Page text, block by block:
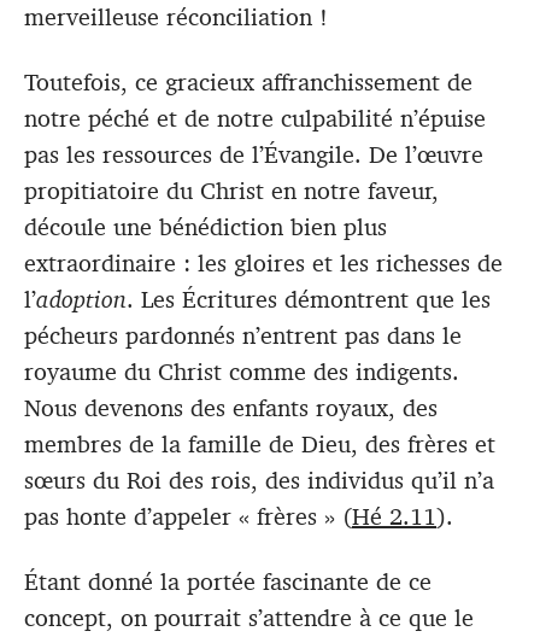
merveilleuse réconciliation !
Toutefois, ce gracieux affranchissement de
notre péché et de notre culpabilité n’épuise
pas les ressources de l’Évangile. De l’œuvre
propitiatoire du Christ en notre faveur,
découle une bénédiction bien plus
extraordinaire : les gloires et les richesses de
l’adoption. Les Écritures démontrent que les
pécheurs pardonnés n’entrent pas dans le
royaume du Christ comme des indigents.
Nous devenons des enfants royaux, des
membres de la famille de Dieu, des frères et
sœurs du Roi des rois, des individus qu’il n’a
pas honte d’appeler « frères » (Hé 2.11).
Étant donné la portée fascinante de ce
concept, on pourrait s’attendre à ce que le